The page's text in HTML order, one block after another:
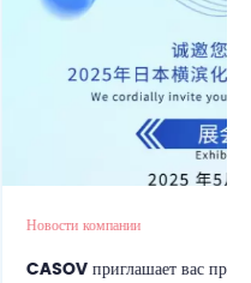
присоединиться к CITE